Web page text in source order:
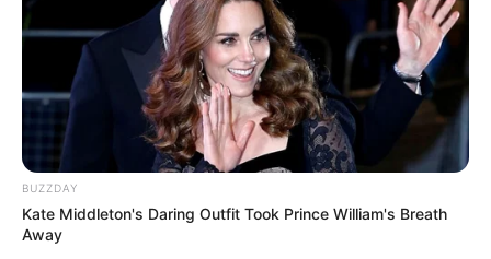
BUZZDAY
Kate Middleton's Daring Outfit Took Prince William's Breath
Away